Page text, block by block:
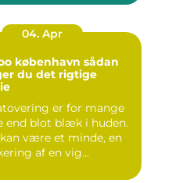
04. Apr
københavn sådan
du det rigtige
er for mange
end blot blæk i huden.
være et minde, en
af en vig...